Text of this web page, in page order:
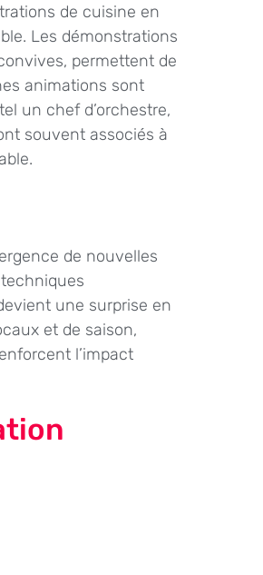
de cuisine en
Les démonstrations
permettent de
animations sont
un chef d’orchestre,
souvent associés à
de nouvelles
une surprise en
et de saison,
l’impact